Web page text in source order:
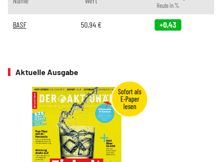
Heute in %
BASF 50,94€ +0,43
Aktuelle Ausgabe